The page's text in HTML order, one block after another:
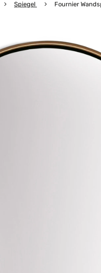
Spiegel Fournier